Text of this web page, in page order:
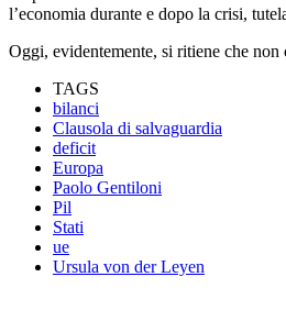
l’economia durante e dopo la crisi,
Oggi, evidentemente, si ritiene che
TAGS
bilanci
Clausola di salvaguardia
deficit
Europa
Paolo Gentiloni
Pil
Stati
ue
Ursula von der Leyen